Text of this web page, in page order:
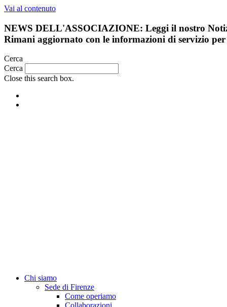
Vai al contenuto
NEWS DELL'ASSOCIAZIONE: Leggi il nostro
Rimani aggiornato con le informazioni di servizio per
Cerca
Cerca
Close this search box.
Chi siamo
Sede di Firenze
Come operiamo